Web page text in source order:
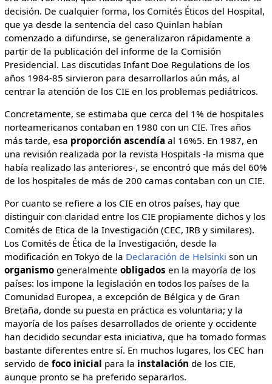
decisión. De cualquier forma, los Comités Éticos del Hospital,
que ya desde la sentencia del caso Quinlan habían
comenzado a difundirse, se generalizaron rápidamente a
partir de la publicación del informe de la Comisión
Presidencial. Las discutidas Infant Doe Regulations de los
años 1984-85 sirvieron para desarrollarlos aún más, al
centrar la atención de los CIE en los problemas pediátricos.
Concretamente, se estimaba que cerca del 1% de hospitales
norteamericanos contaban en 1980 con un CIE. Tres años
más tarde, esa proporción ascendía al 16%5. En 1987, en
una revisión realizada por la revista Hospitals -la misma que
había realizado las anteriores-, se encontró que más del 60%
de los hospitales de más de 200 camas contaban con un CIE.
Por cuanto se refiere a los CIE en otros países, hay que
distinguir con claridad entre los CIE propiamente dichos y los
Comités de Etica de la Investigación (CEC, IRB y similares).
Los Comités de Ética de la Investigación, desde la
modificación en Tokyo de la Declaración de Helsinki son un
organismogeneralmente obligados en la mayoría de los
países: los impone la legislación en todos los países de la
Comunidad Europea, a excepción de Bélgica y de Gran
Bretaña, donde su puesta en práctica es voluntaria; y la
mayoría de los países desarrollados de oriente y occidente
han decidido secundar esta iniciativa, que ha tomado formas
bastante diferentes entre sí. En muchos lugares, los CEC han
servido de foco inicial para la instalación de los CIE,
aunque pronto se ha preferido separarlos.